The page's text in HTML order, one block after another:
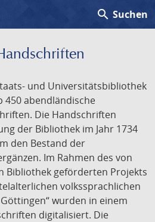
search Suchen
und Universitätsbibliothek
450 abendländische
Die Handschriften
der Bibliothek im Jahr 1734
den Bestand der
Im Rahmen des von
Bibliothek geförderten Projekts
volkssprachlichen
wurden in einem
digitalisiert. Die